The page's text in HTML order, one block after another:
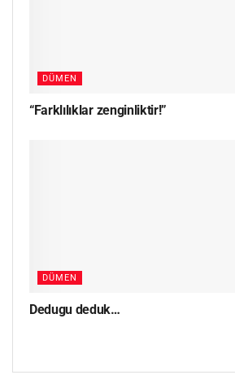
DÜMEN
“Farklılıklar zenginliktir!”
DÜMEN
Dedugu deduk…